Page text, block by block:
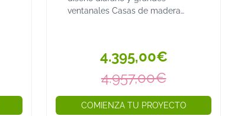
ventanales Casas de madera
combinan diseño moderno y ...
4.395,00€
4.957,00€
COMIENZA TU PROYECTO